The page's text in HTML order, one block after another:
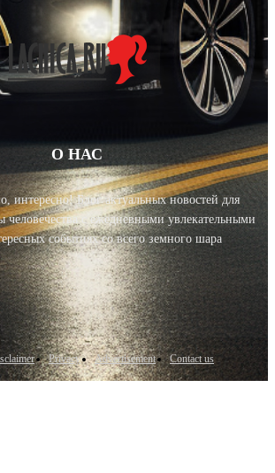
О НАС
интересно! Блог актуальных новостей для
человечества с ежедневными увлекательными
событиях со всего земного шара
Privacy Advertisement Contact us